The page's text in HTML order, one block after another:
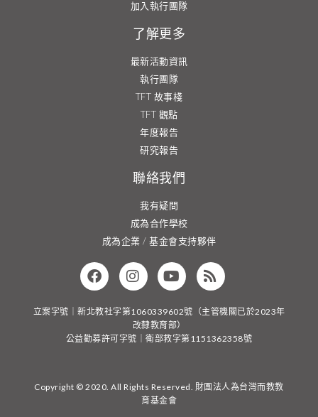
加入執行團隊
了解更多
最新活動資訊
執行團隊
TFT 故事棧
TFT 觀點
年度報告
研究報告
聯絡我們
我有疑問
成為合作學校
成為企業 / 基金會支持夥伴
立案字號｜新北教社字第1060339602號（主管機關已於2023年
改隸教育部）
公益勸募許可字號｜衛部救字第1151362358號
Copyright © 2020. All Rights Reserved. 財團法人為台灣而教教
育基金會